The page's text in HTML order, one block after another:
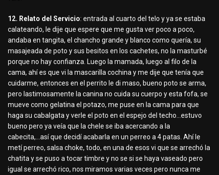
12. Relato del Servicio: entrada al cuarto del telo y ya se estaba
calateando, le dije que espere que me gusta ver poco a poco,
andaba en tangita, el chancho grande y blanco como quería, su
masajeada de poto y sus besitos en los cachetes, no la masturbé
porque no hay confianza. Luego la mamada, luego al filo de la
cama, ahí es que vi la mascarilla cochina y me dije que tenía que
cuidarme, entonces en el perrito le di maso, bueno poto se arma,
pero lastimosamente la canina no cuida su cuerpo y esta fofa, se
mueve como gelatina el potazo, me puse en la cama para que
haga su cabalgata y verle el poto en el espejo del techo...estuvo
bueno pero ya veía que la chele se iba acercando a la
cabecita,...así que decidí acabarla en un perreo a 4 patas. Ahí le
metí perreo, salsa choke, todo, en una de esos vi que se arrechó la
chatita y se puso a tocar timbre y no se si se haya vaseado pero
igual se arrechó rico, nos miramos varias veces pero nunca me